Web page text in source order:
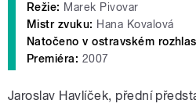
Režie: Marek Pivovar
Mistr zvuku: Hana Kovalová
Natočeno v ostravském
Premiéra: 2007
Jaroslav Havlíček, přední